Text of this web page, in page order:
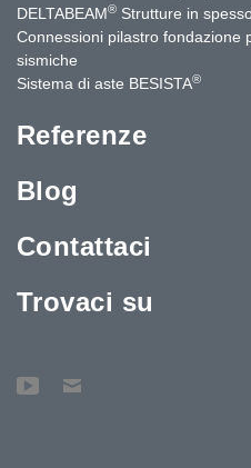
DELTABEAM® Strutture in
Connessioni pilastro fondazione
sismiche
Sistema di aste BESISTA®
Referenze
Blog
Contattaci
Trovaci su